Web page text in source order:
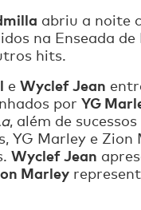
abriu a noite
na Enseada
hits.
e Wyclef Jean
por YG
, além de sucessos
YG Marley e
Wyclef Jean
Marley